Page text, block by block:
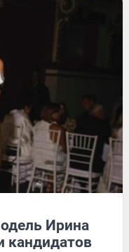
Ирина
кандидатов